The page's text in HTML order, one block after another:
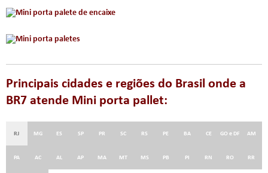
Principais cidades e regiões do Brasil onde a
BR7 atende Mini porta pallet:
RJ MG ES SP PR SC RS PE BA CE GO e DF AM
PA AC AL AP MA MT MS PB PI RN RO RR